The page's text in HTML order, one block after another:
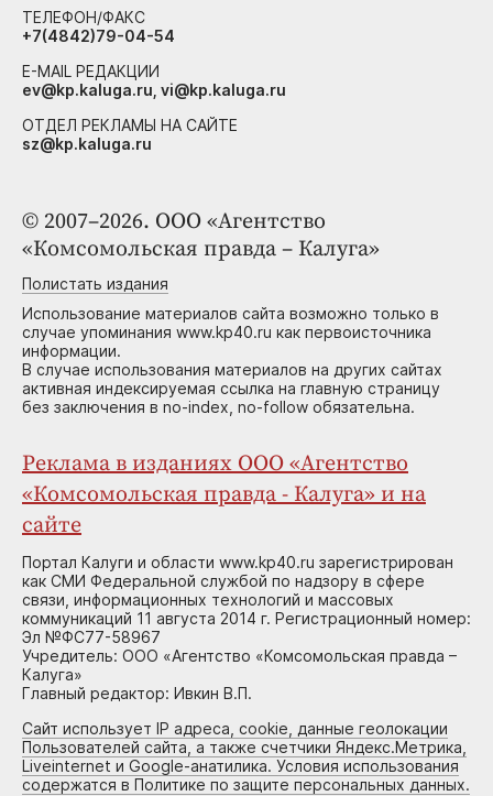
© 2007–2026. ООО «Агентство
«Комсомольская правда – Калуга»
Полистать издания
Использование материалов сайта возможно только в
случае упоминания www.kp40.ru как первоисточника
информации.
В случае использования материалов на других сайтах
активная индексируемая ссылка на главную страницу
без заключения в no-index, no-follow обязательна.
Реклама в изданиях ООО «Агентство
«Комсомольская правда - Калуга» и на
сайте
Портал Калуги и области www.kp40.ru зарегистрирован
как СМИ Федеральной службой по надзору в сфере
связи, информационных технологий и массовых
коммуникаций 11 августа 2014 г. Регистрационный номер:
Эл №ФС77-58967
Учредитель: ООО «Агентство «Комсомольская правда –
Калуга»
Главный редактор: Ивкин В.П.
Сайт использует IP адреса, cookie, данные геолокации
Пользователей сайта, а также счетчики Яндекс.Метрика,
Liveinternet и Google-анатилика. Условия использования
содержатся в Политике по защите персональных данных.
ТЕЛЕФОН/ФАКС
+7(4842)79-04-54
E-MAIL РЕДАКЦИИ
ev@kp.kaluga.ru, vi@kp.kaluga.ru
ОТДЕЛ РЕКЛАМЫ НА САЙТЕ
sz@kp.kaluga.ru